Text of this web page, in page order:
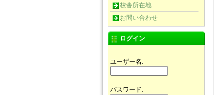
校舎所在地
お問い合わせ
ログイン
ユーザー名:
パスワード: